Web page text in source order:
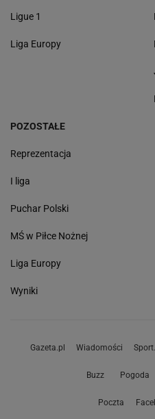
Ligue 1
Liga Europy
POZOSTAŁE
Reprezentacja
I liga
Puchar Polski
MŚ w Piłce Nożnej
Liga Europy
Wyniki
Gazeta.pl Wiadomości
Buzz Pogoda
Poczta